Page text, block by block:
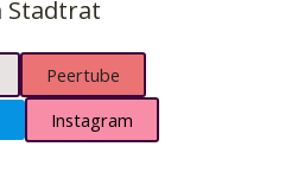
Stadtrat
Peertube
Instagram